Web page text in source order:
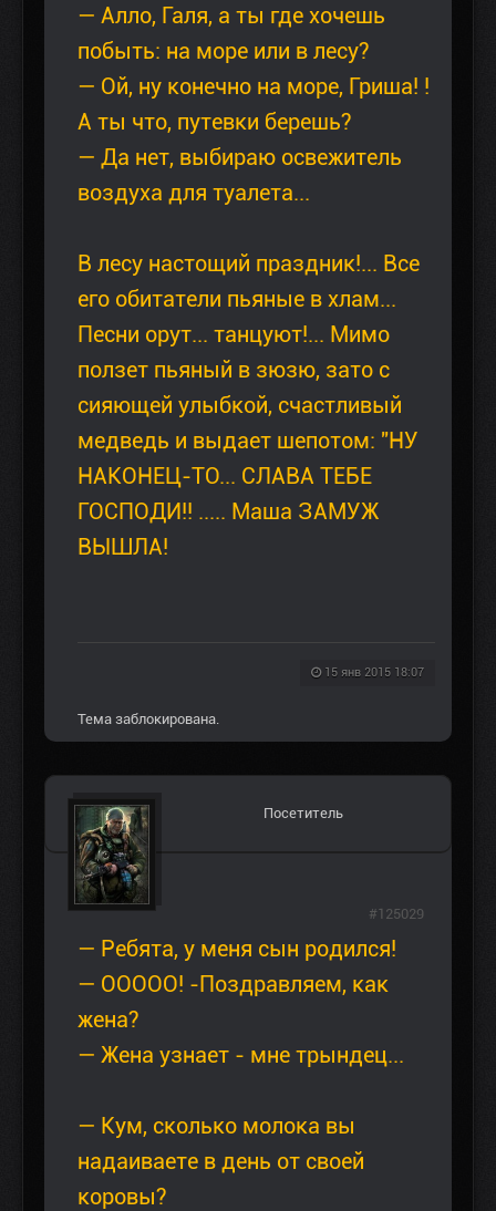
— Алло, Галя, а ты где хочешь
побыть: на море или в лесу?
— Ой, ну конечно на море, Гриша! !
А ты что, путевки берешь?
— Да нет, выбираю освежитель
воздуха для туалета...
В лесу настощий праздник!... Все
его обитатели пьяные в хлам...
Песни орут... танцуют!... Мимо
ползет пьяный в зюзю, зато с
сияющей улыбкой, счастливый
медведь и выдает шепотом: "НУ
НАКОНЕЦ-ТО... СЛАВА ТЕБЕ
ГОСПОДИ!! ..... Маша ЗАМУЖ
ВЫШЛА!
15 янв 2015 18:07
Тема заблокирована.
Посетитель
— Ребята, у меня сын родился!
— ООООО! -Поздравляем, как
жена?
— Жена узнает - мне трындец...
— Кум, сколько молока вы
надаиваете в день от своей
коровы?
#125029